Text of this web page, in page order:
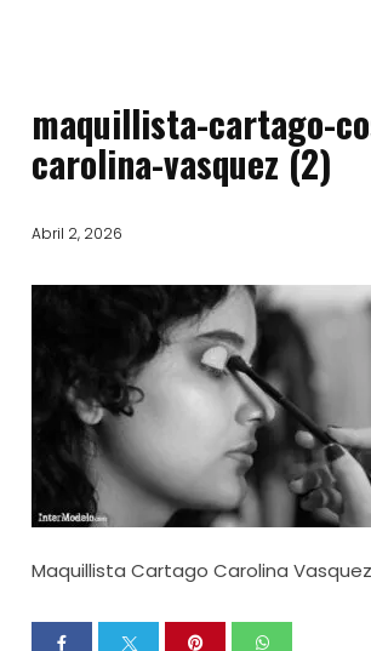
maquillista-cartago-
carolina-vasquez (2)
Abril 2, 2026
Maquillista Cartago Carolina